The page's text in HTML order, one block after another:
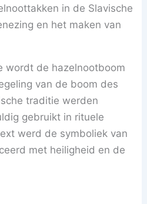
in de Slavische
en het maken van
wordt de hazelnootboom
van de boom des
traditie werden
gebruikt in rituele
werd de symboliek van
met heiligheid en de